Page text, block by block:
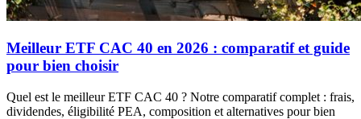
Meilleur ETF CAC 40 en 2026 : comparatif et guide
pour bien choisir
Quel est le meilleur ETF CAC 40 ? Notre comparatif complet : frais,
dividendes, éligibilité PEA, composition et alternatives pour bien